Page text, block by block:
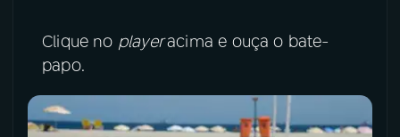
Clique no playeracima e ouça o bate-
papo.